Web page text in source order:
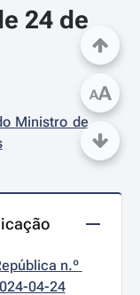
24 de
Ministro de
n.º
04-24
AA